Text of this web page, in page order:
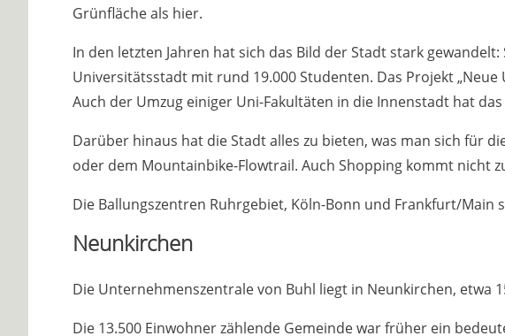
Grünfläche als hier.
In den letzten Jahren hat sich das Bild der Stadt stark
Universitätsstadt mit rund 19.000 Studenten. Das Projekt
Auch der Umzug einiger Uni-Fakultäten in die Innenstadt hat
Darüber hinaus hat die Stadt alles zu bieten, was man sich für
oder dem Mountainbike-Flowtrail. Auch Shopping kommt nicht
Die Ballungszentren Ruhrgebiet, Köln-Bonn und Frankfurt/
Neunkirchen
Die Unternehmenszentrale von Buhl liegt in Neunkirchen, etwa
Die 13.500 Einwohner zählende Gemeinde war früher ein